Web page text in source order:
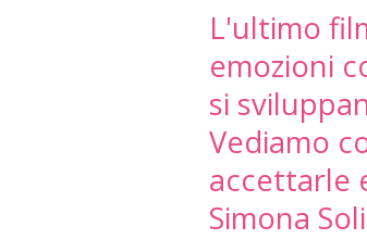
L'ultimo
emozioni
si
Vediamo
accettarle
Simona